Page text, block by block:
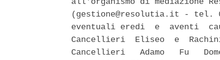
all'organismo di mediazione
(gestione@resolutia.it -
eventuali eredi  e  aventi
Cancellieri  Eliseo  e
Cancellieri   Adamo   Fu